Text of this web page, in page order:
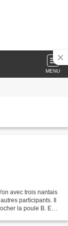
MENU
avec trois nantais
participants. Il
la poule B. En